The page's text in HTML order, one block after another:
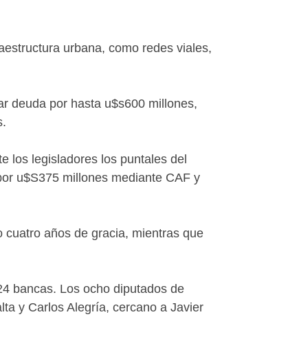
urbana, como redes viales,
deuda por hasta u$s600 millones,
los legisladores los puntales del
u$S375 millones mediante CAF y
años de gracia, mientras que
bancas. Los ocho diputados de
y Carlos Alegría, cercano a Javier